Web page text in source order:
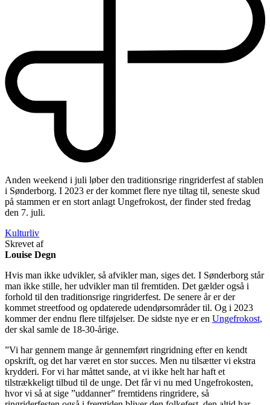
Anden weekend i juli løber den traditionsrige ringriderfest af stablen
i Sønderborg. I 2023 er der kommet flere nye tiltag til, seneste skud
på stammen er en stort anlagt Ungefrokost, der finder sted fredag
den 7. juli.
Kulturliv
Skrevet af
Louise Degn
Hvis man ikke udvikler, så afvikler man, siges det. I Sønderborg står
man ikke stille, her udvikler man til fremtiden. Det gælder også i
forhold til den traditionsrige ringriderfest. De senere år er der
kommet streetfood og opdaterede udendørsområder til. Og i 2023
kommer der endnu flere tilføjelser. De sidste nye er en Ungefrokost,
der skal samle de 18-30-årige.
”Vi har gennem mange år gennemført ringridning efter en kendt
opskrift, og det har været en stor succes. Men nu tilsætter vi ekstra
krydderi. For vi har måttet sande, at vi ikke helt har haft et
tilstrækkeligt tilbud til de unge. Det får vi nu med Ungefrokosten,
hvor vi så at sige ”uddanner” fremtidens ringridere, så